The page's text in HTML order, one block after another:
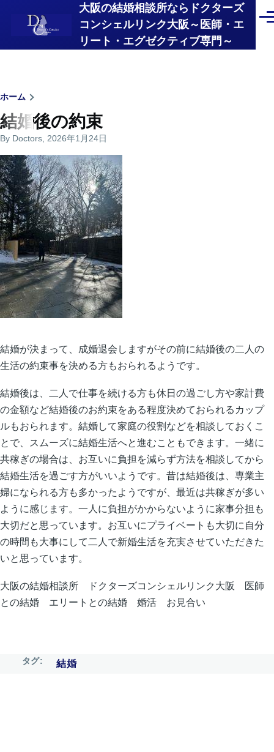
メインコンテンツに移動大阪の結婚相談所ならドクターズ
コンシェルリンク大阪～医師・エ
リート・エグゼクティブ専門～
メ
パ
ン
く
ず
ホーム
結婚後の約束
By Doctors , 2026年1月24日
結婚が決まって、成婚退会しますがその前に結婚後の二人の
生活の約束事を決める方もおられるようです。
結婚後は、二人で仕事を続ける方も休日の過ごし方や家計費
の金額など結婚後のお約束をある程度決めておられるカップ
ルもおられます。結婚して家庭の役割などを相談しておくこ
とで、スムーズに結婚生活へと進むこともできます。一緒に
共稼ぎの場合は、お互いに負担を減らず方法を相談してから
結婚生活を過ごす方がいいようです。昔は結婚後は、専業主
婦になられる方も多かったようですが、最近は共稼ぎが多い
ように感じます。一人に負担がかからないように家事分担も
大切だと思っています。お互いにプライベートも大切に自分
の時間も大事にして二人で新婚生活を充実させていただきた
いと思っています。
大阪の結婚相談所 ドクターズコンシェルリンク大阪 医師
との結婚 エリートとの結婚 婚活 お見合い
タグ 結婚